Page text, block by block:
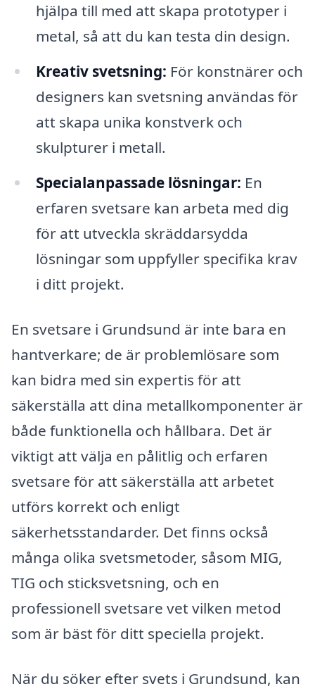
hjälpa till med att skapa prototyper i
metal, så att du kan testa din design.
Kreativ svetsning: För konstnärer och
designers kan svetsning användas för
att skapa unika konstverk och
skulpturer i metall.
Specialanpassade lösningar: En
erfaren svetsare kan arbeta med dig
för att utveckla skräddarsydda
lösningar som uppfyller specifika krav
i ditt projekt.
En svetsare i Grundsund är inte bara en
hantverkare; de är problemlösare som
kan bidra med sin expertis för att
säkerställa att dina metallkomponenter är
både funktionella och hållbara. Det är
viktigt att välja en pålitlig och erfaren
svetsare för att säkerställa att arbetet
utförs korrekt och enligt
säkerhetsstandarder. Det finns också
många olika svetsmetoder, såsom MIG,
TIG och sticksvetsning, och en
professionell svetsare vet vilken metod
som är bäst för ditt speciella projekt.
När du söker efter svets i Grundsund, kan